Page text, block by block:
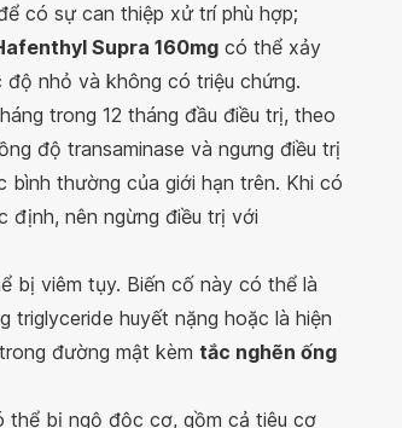
có sự can thiệp xử trí phù hợp;
Supra 160mg có thể xảy
nhỏ và không có triệu chứng.
trong 12 tháng đầu điều trị, theo
độ transaminase và ngưng điều trị
bình thường của giới hạn trên. Khi có
định, nên ngừng điều trị với
bị viêm tụy. Biến cố này có thể là
huyết nặng hoặc là hiện
đường mật kèm tắc nghẽn ống
thể bị ngộ độc cơ, gồm cả tiêu cơ